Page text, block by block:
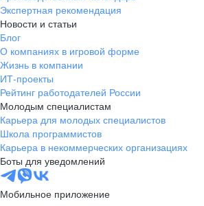
Экспертная рекомендация
Новости и статьи
Блог
О компаниях в игровой форме
Жизнь в компании
ИТ-проекты
Рейтинг работодателей России
Молодым специалистам
Карьера для молодых специалистов
Школа программистов
Карьера в некоммерческих организациях
Боты для уведомлений
Мобильное приложение